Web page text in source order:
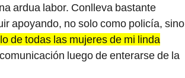
ardua labor. Conlleva bastante
apoyando, no solo como policía, sino
de todas las mujeres de mi linda
luego de enterarse de la